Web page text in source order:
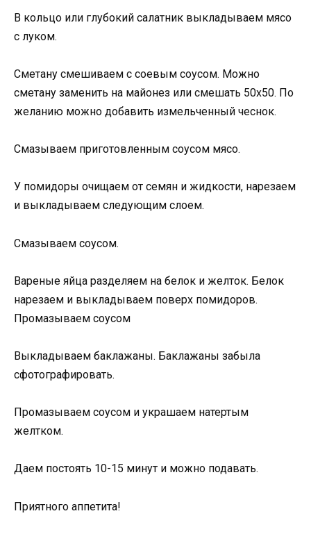
В кольцо или глубокий салатник выкладываем мясо
с луком.
Сметану смешиваем с соевым соусом. Можно
сметану заменить на майонез или смешать 50х50. По
желанию можно добавить измельченный чеснок.
Смазываем приготовленным соусом мясо.
У помидоры очищаем от семян и жидкости, нарезаем
и выкладываем следующим слоем.
Смазываем соусом.
Вареные яйца разделяем на белок и желток. Белок
нарезаем и выкладываем поверх помидоров.
Промазываем соусом
Выкладываем баклажаны. Баклажаны забыла
сфотографировать.
Промазываем соусом и украшаем натертым
желтком.
Даем постоять 10-15 минут и можно подавать.
Приятного аппетита!